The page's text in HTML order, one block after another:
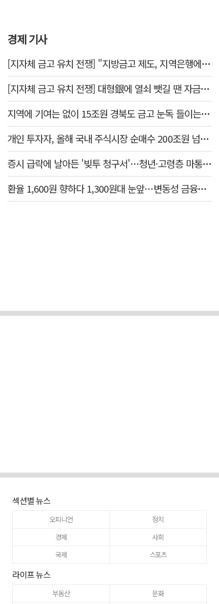
경제 기사
[지자체 금고 유치 전쟁] "지방금고 제도, 지역은행에 불리"
[지자체 금고 유치 전쟁] 대형銀에 열쇠 뺏길 땐 자금 역외 유출→재투자 선순환 붕괴
지역에 기여는 없이 15조원 경북도 금고 눈독 들이는 대형銀
개인 투자자, 올해 국내 주식시장 순매수 200조원 넘었다
증시 급락에 날아든 '빚투 청구서'…청년·고령층 마통 연체↑
환율 1,600원 향하다 1,300원대 눈앞…변동성 금융위기 후 최고
섹션별 뉴스
오피니언
정치
경제
사회
국제
스포츠
라이프 뉴스
부동산 문화